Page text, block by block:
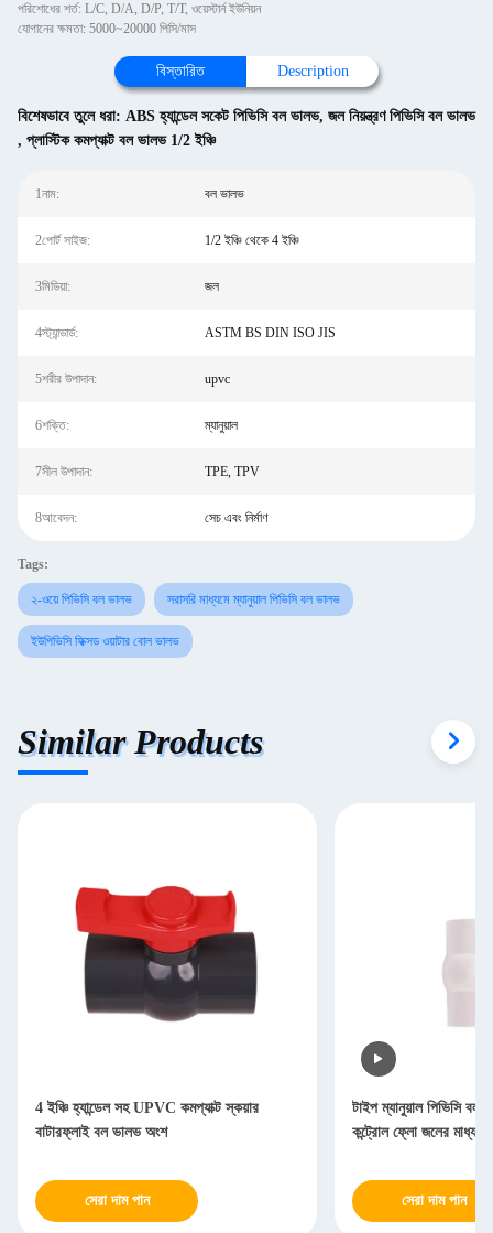
পরিশোধের শর্ত: L/C, D/A, D/P, T/T, ওয়েস্টার্ন ইউনিয়ন
যোগানের ক্ষমতা: 5000~20000 পিসি/মাস
বিস্তারিত Description
বিশেষভাবে তুলে ধরা: ABS হ্যান্ডেল সকেট পিভিসি বল ভালভ, জল নিয়ন্ত্রণ পিভিসি বল ভালভ
, প্লাস্টিক কমপ্যাক্ট বল ভালভ 1/2 ইঞ্চি
1নাম: বল ভালভ
2পোর্ট সাইজ: 1/2 ইঞ্চি থেকে 4 ইঞ্চি
3মিডিয়া: জল
4স্ট্যান্ডার্ড: ASTM BS DIN ISO JIS
5শরীর উপাদান: upvc
6শক্তি: ম্যানুয়াল
7সীল উপাদান: TPE, TPV
8আবেদন: সেচ এবং নির্মাণ
Tags:
২-ওয়ে পিভিসি বল ভালভ সরাসরি মাধ্যমে ম্যানুয়াল পিভিসি বল ভালভ
ইউপিভিসি ফিক্সড ওয়াটার বোল ভালভ
Similar Products
4 ইঞ্চি হ্যান্ডেল সহ UPVC কমপ্যাক্ট স্কয়ার
বাটারফ্লাই বল ভালভ অংশ
সেরা দাম পান
টাইপ ম্যানুয়াল পিভিসি
কন্ট্রোল ফ্লো জলের
সেরা দাম পান